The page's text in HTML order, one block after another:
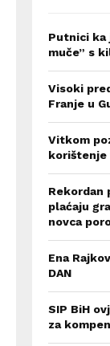
Putnici ka
muče” s
Visoki
Franje u
Vitkom
korištenje
Rekordan
plaćaju
novca
Ena
DAN
SIP BiH
za